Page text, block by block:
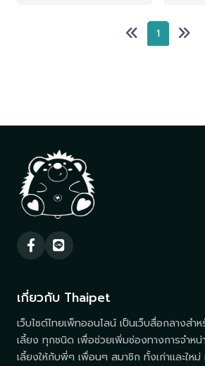
1
เกี่ยวกับ Thaipet
เว็บไซต์ไทยเพ็ทออนไลน์ เป็นเว็บสื่อกลางสำ
เลี้ยง ทุกชนิด เพื่อช่วยเพิ่มช่องทางการจำหน่
เลี้ยงให้กับพี่ๆ เพื่อนๆ สมาชิก ทั้งเก่าและให